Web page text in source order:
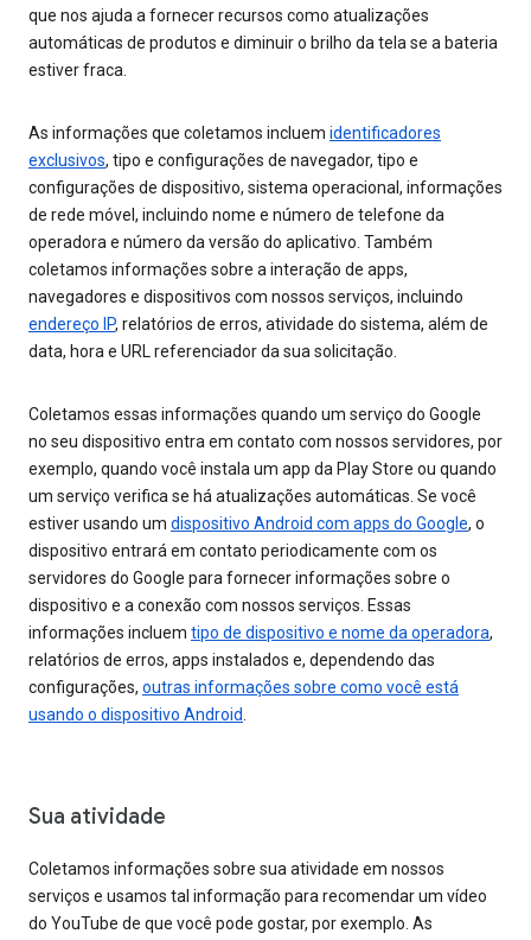
que nos ajuda a fornecer recursos como atualizações
automáticas de produtos e diminuir o brilho da tela se a bateria
estiver fraca.
As informações que coletamos incluem identificadores
exclusivos, tipo e configurações de navegador, tipo e
configurações de dispositivo, sistema operacional, informações
de rede móvel, incluindo nome e número de telefone da
operadora e número da versão do aplicativo. Também
coletamos informações sobre a interação de apps,
navegadores e dispositivos com nossos serviços, incluindo
endereço IP, relatórios de erros, atividade do sistema, além de
data, hora e URL referenciador da sua solicitação.
Coletamos essas informações quando um serviço do Google
no seu dispositivo entra em contato com nossos servidores, por
exemplo, quando você instala um app da Play Store ou quando
um serviço verifica se há atualizações automáticas. Se você
estiver usando um dispositivo Android com apps do Google, o
dispositivo entrará em contato periodicamente com os
servidores do Google para fornecer informações sobre o
dispositivo e a conexão com nossos serviços. Essas
informações incluem tipo de dispositivo e nome da operadora,
relatórios de erros, apps instalados e, dependendo das
configurações, outras informações sobre como você está
usando o dispositivo Android.
Sua atividade
Coletamos informações sobre sua atividade em nossos
serviços e usamos tal informação para recomendar um vídeo
do YouTube de que você pode gostar, por exemplo. As